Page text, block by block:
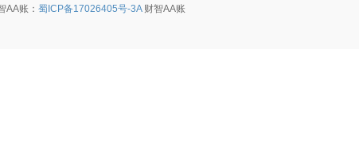
AA账： 蜀ICP备17026405号-3A财智AA账